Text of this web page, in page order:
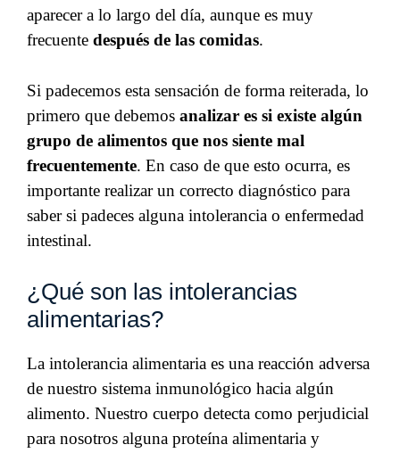
aparecer a lo largo del día, aunque es muy
frecuente después de las comidas.
Si padecemos esta sensación de forma reiterada, lo
primero que debemos analizar es si existe algún
grupo de alimentos que nos siente mal
frecuentemente. En caso de que esto ocurra, es
importante realizar un correcto diagnóstico para
saber si padeces alguna intolerancia o enfermedad
intestinal.
¿Qué son las intolerancias
alimentarias?
La intolerancia alimentaria es una reacción adversa
de nuestro sistema inmunológico hacia algún
alimento. Nuestro cuerpo detecta como perjudicial
para nosotros alguna proteína alimentaria y